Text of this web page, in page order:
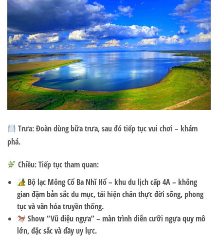
Trưa:Đoàn dùng bữa trưa, sau đó tiếp tục vui chơi – khám
phá.
Chiều: Tiếp tục tham quan:
Bộ lạc Mông Cổ Ba Nhĩ Hổ – khu du lịch cấp 4A– không
gian đậm bản sắc du mục, tái hiện chân thực đời sống, phong
tục và văn hóa truyền thống.
Show “Vũ điệu ngựa”– màn trình diễn cưỡi ngựa quy mô
lớn, đặc sắc và đầy uy lực.